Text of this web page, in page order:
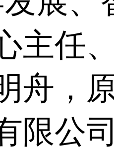
主任
舟，
限公